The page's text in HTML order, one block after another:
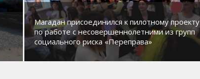
Магадан присоединился к пилотному проекту
по работе с несовершеннолетними из групп
социального риска «Переправа»